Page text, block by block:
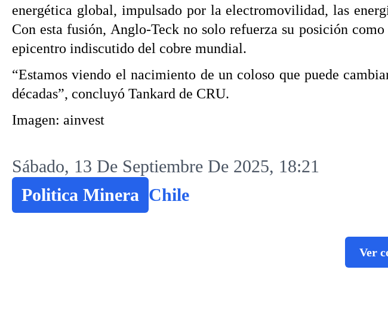
energética global, impulsado por la electromovilidad, las
Con esta fusión, Anglo-Teck no solo refuerza su posición
epicentro indiscutido del cobre mundial.
“Estamos viendo el nacimiento de un coloso que puede
décadas”, concluyó Tankard de CRU.
Imagen: ainvest
Sábado, 13 De Septiembre De 2025, 18:21
Politica Minera Chile
Ver